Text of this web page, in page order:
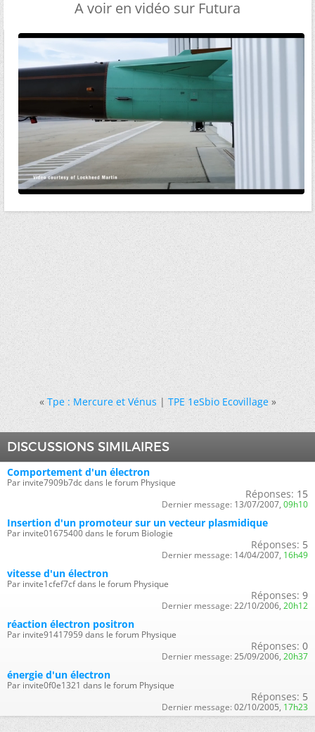
A voir en vidéo sur Futura
« Tpe : Mercure et Vénus|TPE 1eSbio Ecovillage »
DISCUSSIONS SIMILAIRES
Comportement d'un électron
Par invite7909b7dc dans le forum Physique
Réponses: 15
Dernier message: 13/07/2007, 09h10
Insertion d'un promoteur sur un vecteur plasmidique
Par invite01675400 dans le forum Biologie
Réponses: 5
Dernier message: 14/04/2007, 16h49
vitesse d'un électron
Par invite1cfef7cf dans le forum Physique
Réponses: 9
Dernier message: 22/10/2006, 20h12
réaction électron positron
Par invite91417959 dans le forum Physique
Réponses: 0
Dernier message: 25/09/2006, 20h37
énergie d'un électron
Par invite0f0e1321 dans le forum Physique
Réponses: 5
Dernier message: 02/10/2005, 17h23